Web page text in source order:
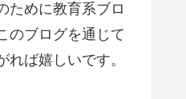
ために教育系ブロ
のブログを通じて
ば嬉しいです。